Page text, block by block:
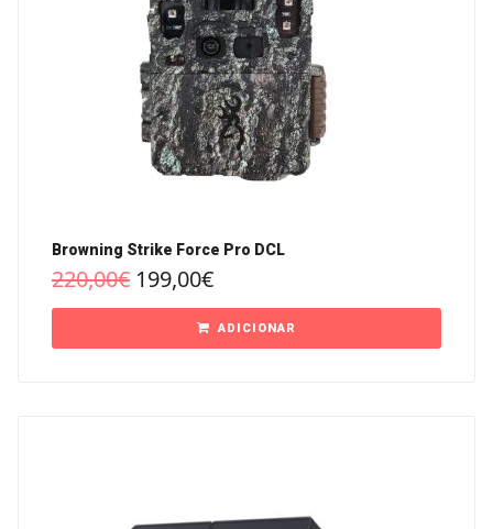
Browning Strike Force Pro DCL
220,00€ 199,00€
ADICIONAR